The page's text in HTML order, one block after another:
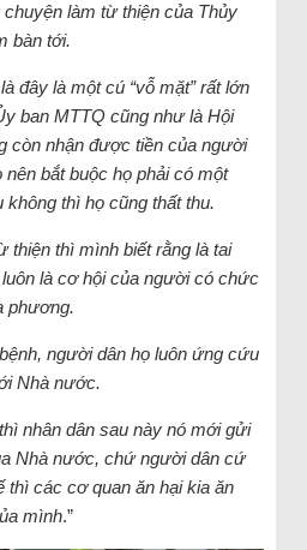
làm từ thiện của Thủy
bàn tới.
đây là một cú “vỗ mặt” rất lớn
ban MTTQ cũng như là Hội
còn nhận được tiền của người
bắt buộc họ phải có một
không thì họ cũng thất thu.
thiện thì mình biết rằng là tai
là cơ hội của người có chức
phương.
người dân họ luôn ứng cứu
Nhà nước.
nhân dân sau này nó mới gửi
Nhà nước, chứ người dân cứ
thì các cơ quan ăn hại kia ăn
mình.”